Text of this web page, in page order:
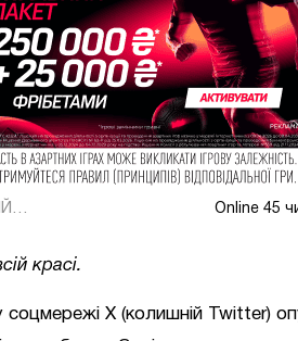
Online 45
красі.
у соцмережі X (колишній Twitter)